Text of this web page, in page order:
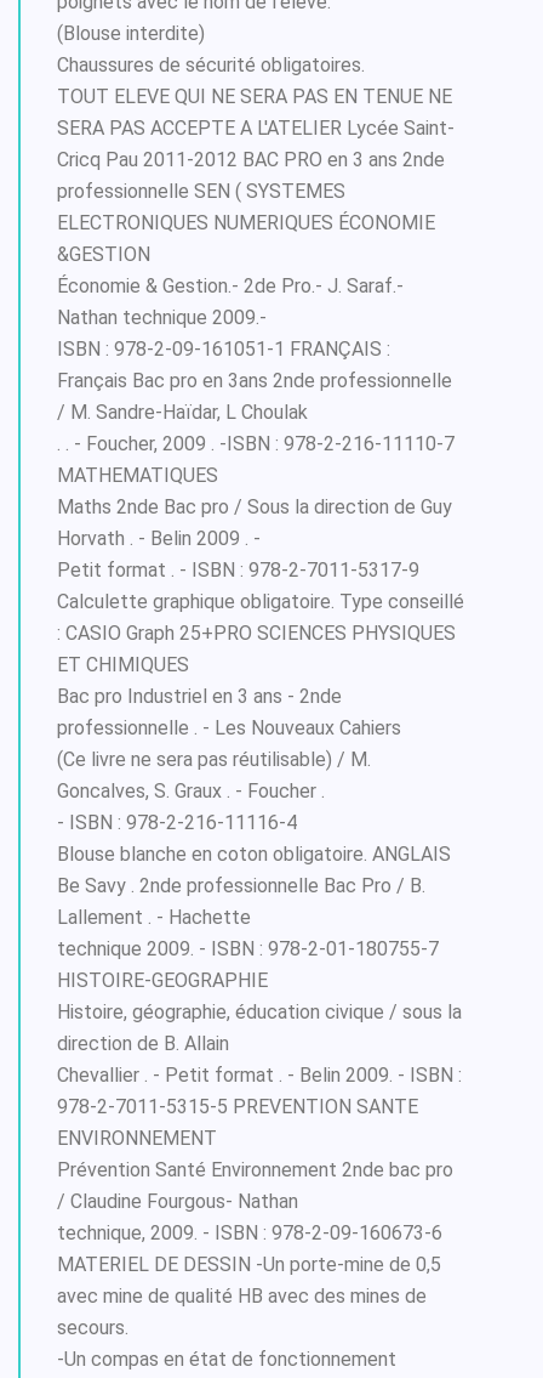
(Blouse interdite)
Chaussures de sécurité obligatoires.
TOUT ELEVE QUI NE SERA PAS EN TENUE NE
SERA PAS ACCEPTE A L'ATELIER Lycée Saint-
Cricq Pau 2011-2012 BAC PRO en 3 ans 2nde
professionnelle SEN ( SYSTEMES
ELECTRONIQUES NUMERIQUES ÉCONOMIE
&GESTION
Économie & Gestion.- 2de Pro.- J. Saraf.-
Nathan technique 2009.-
ISBN : 978-2-09-161051-1 FRANÇAIS :
Français Bac pro en 3ans 2nde professionnelle
/ M. Sandre-Haïdar, L Choulak
. . - Foucher, 2009 . -ISBN : 978-2-216-11110-7
MATHEMATIQUES
Maths 2nde Bac pro / Sous la direction de Guy
Horvath . - Belin 2009 . -
Petit format . - ISBN : 978-2-7011-5317-9
Calculette graphique obligatoire. Type conseillé
: CASIO Graph 25+PRO SCIENCES PHYSIQUES
ET CHIMIQUES
Bac pro Industriel en 3 ans - 2nde
professionnelle . - Les Nouveaux Cahiers
(Ce livre ne sera pas réutilisable) / M.
Goncalves, S. Graux . - Foucher .
- ISBN : 978-2-216-11116-4
Blouse blanche en coton obligatoire. ANGLAIS
Be Savy . 2nde professionnelle Bac Pro / B.
Lallement . - Hachette
technique 2009. - ISBN : 978-2-01-180755-7
HISTOIRE-GEOGRAPHIE
Histoire, géographie, éducation civique / sous la
direction de B. Allain
Chevallier . - Petit format . - Belin 2009. - ISBN :
978-2-7011-5315-5 PREVENTION SANTE
ENVIRONNEMENT
Prévention Santé Environnement 2nde bac pro
/ Claudine Fourgous- Nathan
technique, 2009. - ISBN : 978-2-09-160673-6
MATERIEL DE DESSIN -Un porte-mine de 0,5
avec mine de qualité HB avec des mines de
secours.
-Un compas en état de fonctionnement